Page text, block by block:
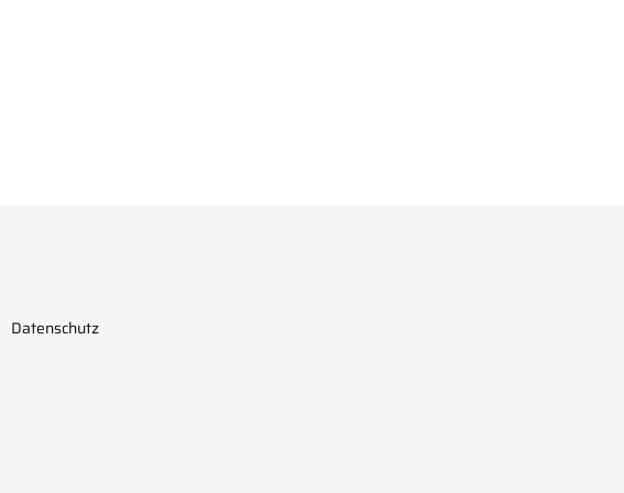
Datenschutz